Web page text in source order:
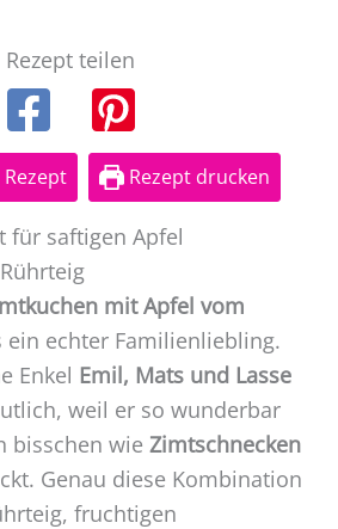
Rezept teilen
Rezept drucken
für saftigen Apfel
mit Apfel vom
echter Familienliebling.
Enkel Emil, Mats und Lasse
weil er so wunderbar
bisschen wie Zimtschnecken
Genau diese Kombination
fruchtigen